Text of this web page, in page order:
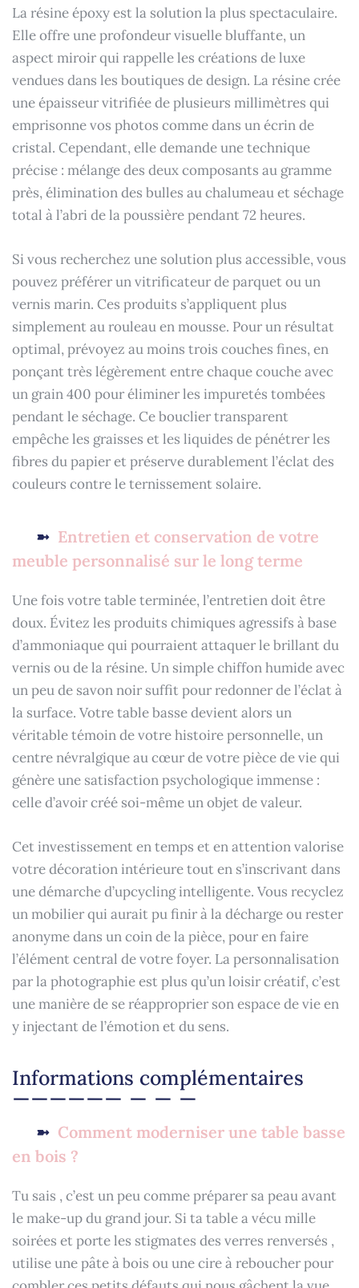
La résine époxy est la solution la plus spectaculaire.
Elle offre une profondeur visuelle bluffante, un
aspect miroir qui rappelle les créations de luxe
vendues dans les boutiques de design. La résine crée
une épaisseur vitrifiée de plusieurs millimètres qui
emprisonne vos photos comme dans un écrin de
cristal. Cependant, elle demande une technique
précise : mélange des deux composants au gramme
près, élimination des bulles au chalumeau et séchage
total à l’abri de la poussière pendant 72 heures.
Si vous recherchez une solution plus accessible, vous
pouvez préférer un vitrificateur de parquet ou un
vernis marin. Ces produits s’appliquent plus
simplement au rouleau en mousse. Pour un résultat
optimal, prévoyez au moins trois couches fines, en
ponçant très légèrement entre chaque couche avec
un grain 400 pour éliminer les impuretés tombées
pendant le séchage. Ce bouclier transparent
empêche les graisses et les liquides de pénétrer les
fibres du papier et préserve durablement l’éclat des
couleurs contre le ternissement solaire.
Entretien et conservation de votre
meuble personnalisé sur le long terme
Une fois votre table terminée, l’entretien doit être
doux. Évitez les produits chimiques agressifs à base
d’ammoniaque qui pourraient attaquer le brillant du
vernis ou de la résine. Un simple chiffon humide avec
un peu de savon noir suffit pour redonner de l’éclat à
la surface. Votre table basse devient alors un
véritable témoin de votre histoire personnelle, un
centre névralgique au cœur de votre pièce de vie qui
génère une satisfaction psychologique immense :
celle d’avoir créé soi-même un objet de valeur.
Cet investissement en temps et en attention valorise
votre décoration intérieure tout en s’inscrivant dans
une démarche d’upcycling intelligente. Vous recyclez
un mobilier qui aurait pu finir à la décharge ou rester
anonyme dans un coin de la pièce, pour en faire
l’élément central de votre foyer. La personnalisation
par la photographie est plus qu’un loisir créatif, c’est
une manière de se réapproprier son espace de vie en
y injectant de l’émotion et du sens.
Informations complémentaires
Comment moderniser une table basse
en bois ?
Tu sais , c’est un peu comme préparer sa peau avant
le make-up du grand jour. Si ta table a vécu mille
soirées et porte les stigmates des verres renversés ,
utilise une pâte à bois ou une cire à reboucher pour